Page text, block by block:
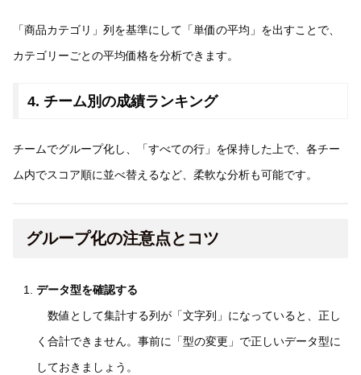
「商品カテゴリ」列を基準にして「単価の平均」を出すことで、
カテゴリーごとの平均価格を分析できます。
4. チーム別の成績ランキング
チームでグループ化し、「すべての行」を保持した上で、各チー
ム内でスコア順に並べ替えるなど、柔軟な分析も可能です。
グループ化の注意点とコツ
データ型を確認する
数値として集計する列が「文字列」になっていると、正し
く合計できません。事前に「型の変更」で正しいデータ型に
しておきましょう。